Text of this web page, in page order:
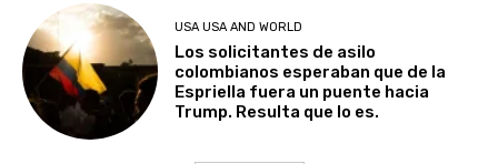
USA USA AND WORLD
Los solicitantes de asilo
colombianos esperaban que de la
Espriella fuera un puente hacia
Trump. Resulta que lo es.